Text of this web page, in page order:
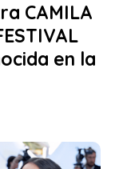
CAMILA
en la